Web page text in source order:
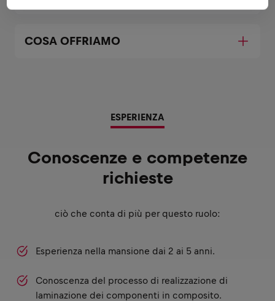
COSA OFFRIAMO
ESPERIENZA
Conoscenze e competenze
richieste
ciò che conta di più per questo ruolo:
Esperienza nella mansione dai 2 ai 5 anni.
Conoscenza del processo di realizzazione di
laminazione dei componenti in composito.